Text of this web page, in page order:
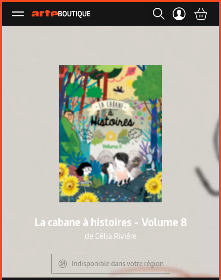
Ouvrir le menu
La cabane à histoires - Volume 8
de Célia Riviére
Indisponible dans votre région